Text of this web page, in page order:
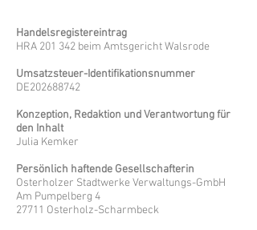
Handelsregistereintrag
HRA 201 342 beim Amtsgericht Walsrode
Umsatzsteuer-Identifikationsnummer
DE202688742
Konzeption, Redaktion und Verantwortung für
den Inhalt
Julia Kemker
Persönlich haftende Gesellschafterin
Osterholzer Stadtwerke Verwaltungs-GmbH
Am Pumpelberg 4
27711 Osterholz-Scharmbeck